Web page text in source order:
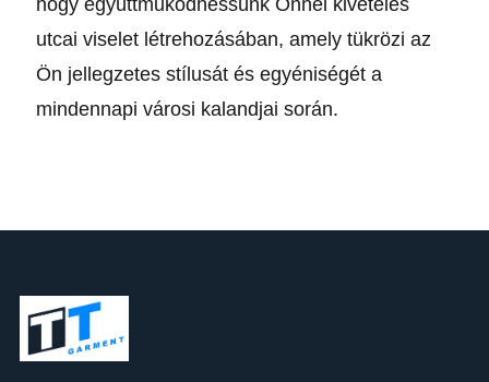
hogy együttműködhessünk Önnel kivételes
utcai viselet létrehozásában, amely tükrözi az
Ön jellegzetes stílusát és egyéniségét a
mindennapi városi kalandjai során.